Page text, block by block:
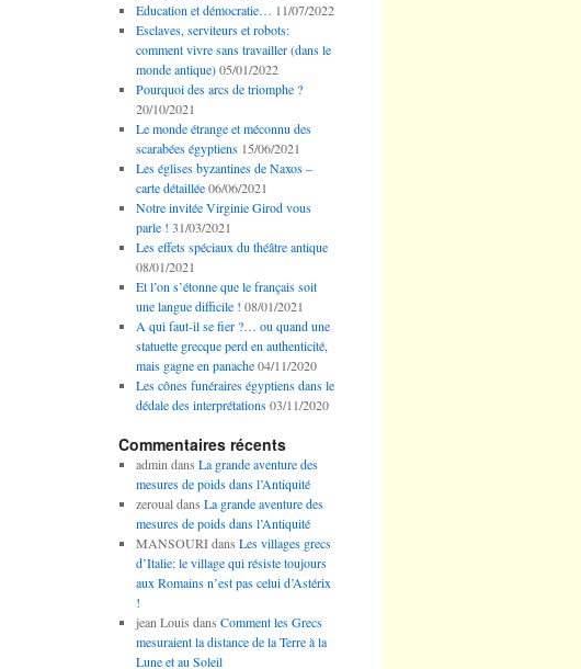
Education et démocratie… 11/07/2022
Esclaves, serviteurs et robots:
comment vivre sans travailler (dans le
monde antique) 05/01/2022
Pourquoi des arcs de triomphe ?
20/10/2021
Le monde étrange et méconnu des
scarabées égyptiens 15/06/2021
Les églises byzantines de Naxos –
carte détaillée 06/06/2021
Notre invitée Virginie Girod vous
parle ! 31/03/2021
Les effets spéciaux du théâtre antique
08/01/2021
Et l’on s’étonne que le français soit
une langue difficile ! 08/01/2021
A qui faut-il se fier ?… ou quand une
statuette grecque perd en authenticité,
mais gagne en panache 04/11/2020
Les cônes funéraires égyptiens dans le
dédale des interprétations 03/11/2020
Commentaires récents
admin dans La grande aventure des
mesures de poids dans l’Antiquité
zeroualdans La grande aventure des
mesures de poids dans l’Antiquité
MANSOURIdans Les villages grecs
d’Italie: le village qui résiste toujours
aux Romains n’est pas celui d’Astérix
!
jean Louis dans Comment les Grecs
mesuraient la distance de la Terre à la
Lune et au Soleil